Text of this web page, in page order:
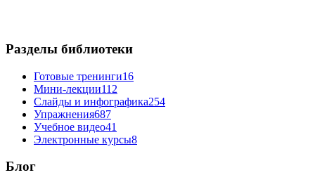
Разделы библиотеки
Готовые тренинги16
Мини-лекции112
Слайды и инфографика254
Упражнения687
Учебное видео41
Электронные курсы8
Блог